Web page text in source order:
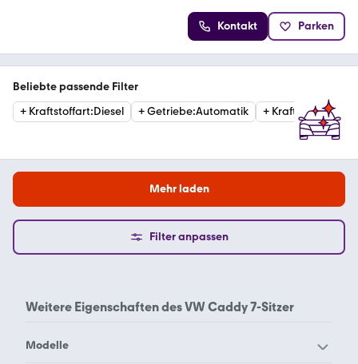
Kontakt Parken
Beliebte passende Filter
+ Kraftstoffart:Diesel +Getriebe:Automatik + Kraftstoffart:
Mehr laden
Filter anpassen
Weitere Eigenschaften desVW Caddy 7-Sitzer
Modelle